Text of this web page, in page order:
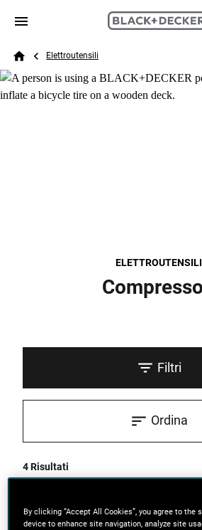
Skip to main
Search
Breadcrumb
Elettroutensili
ELETTROUTENSILI
Filtri
4 Risultati
Ordina
By clicking “Accept All Cookies”, you agree to the
device to enhance site navigation, analyze site